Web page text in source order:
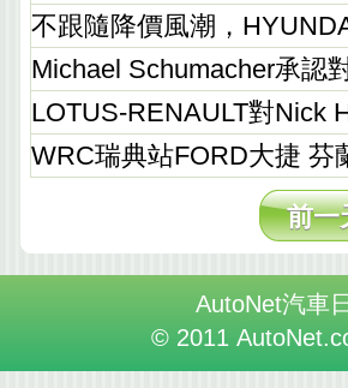
不跟隨降價風潮，
Michael Schumacher承認
LOTUS-RENAULT對Nick
WRC瑞典站FORD大捷 芬
前一
AutoNet汽車
© 2011